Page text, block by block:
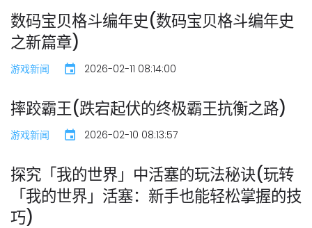
数码宝贝格斗编年史(数码宝贝格斗编年史
之新篇章)
游戏新闻 2026-02-11 08:14:00
摔跤霸王(跌宕起伏的终极霸王抗衡之路)
游戏新闻 2026-02-10 08:13:57
探究「我的世界」中活塞的玩法秘诀(玩转
「我的世界」活塞：新手也能轻松掌握的技
巧)